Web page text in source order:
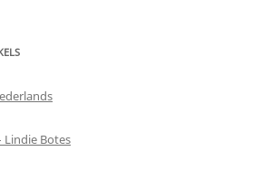
Lindie Botes